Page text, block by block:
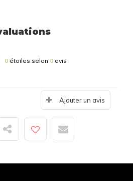
0 étoiles selon 0 avis
Ajouter un avis